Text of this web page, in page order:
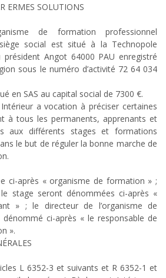
ERMES SOLUTIONS
de formation professionnel
social est situé à la Technopole
Angot 64000 PAU enregistré
sous le numéro d’activité 72 64 034
en SAS au capital social de 7300 €.
a vocation à préciser certaines
à tous les permanents, apprenants et
aux différents stages et formations
le but de réguler la bonne marche de
ci-après « organisme de formation » ;
stage seront dénommées ci-après «
» ; le directeur de l’organisme de
ci-après « le responsable de
».
L 6352-3 et suivants et R 6352-1 et